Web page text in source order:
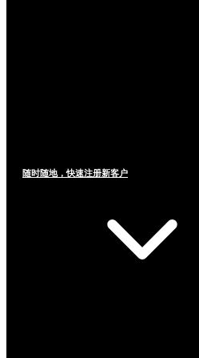
随时随地，快速注册新客户